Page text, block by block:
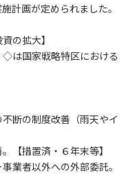
計画が定められました。
の拡大】
◇は国家戦略特区における
断の制度改善（雨天やイ
【措置済・６年末等】
業者以外への外部委託。